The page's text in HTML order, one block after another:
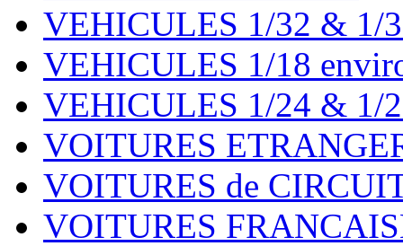
VEHICULES 1/32 & 1/
VEHICULES 1/18
VEHICULES 1/24 & 1/
VOITURES
VOITURES de
VOITURES